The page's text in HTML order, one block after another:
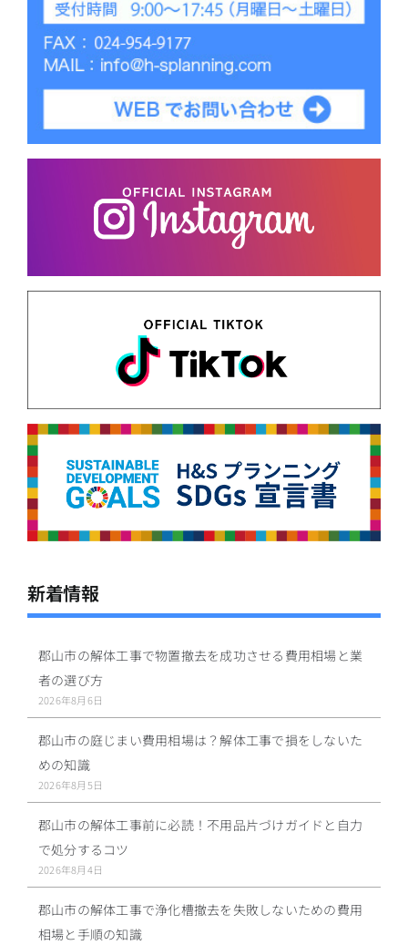
新着情報
郡山市の解体工事で物置撤去を成功させる費用相場と業
者の選び方
2026年8月6日
郡山市の庭じまい費用相場は？解体工事で損をしないた
めの知識
2026年8月5日
郡山市の解体工事前に必読！不用品片づけガイドと自力
で処分するコツ
2026年8月4日
郡山市の解体工事で浄化槽撤去を失敗しないための費用
相場と手順の知識